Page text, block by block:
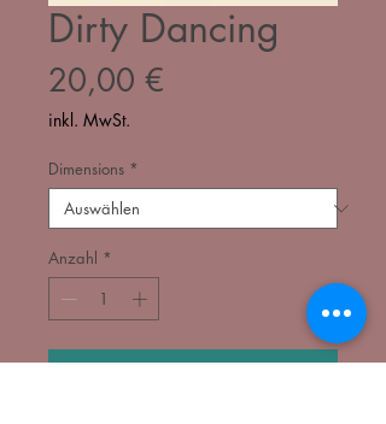
Dirty Dancing
20,00 €
inkl. MwSt.
Dimensions *
Anzahl *